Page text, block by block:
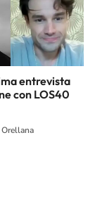
entrevista
con LOS40